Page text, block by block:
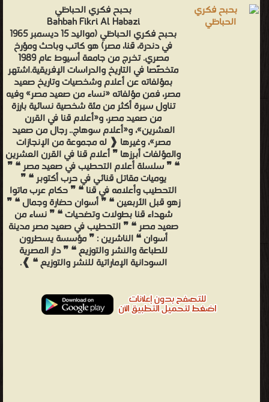
بحبح فكري الحباظي
Bahbah Fikri Al Habazi
بحبح فكري الحباظي (مواليد 15 ديسمبر 1965
في دندرة، قنا، مصر) هو كاتب وباحث ومؤرخ
مصري. تخرج من جامعة أسيوط عام 1989
متخصًصا في التاريخ والدراسات الإفريقية.اشتهر
بمؤلفاته عن أعلام وشخصيات وتاريخ صعيد
مصر، فمن مؤلفاته «نساء من صعيد مصر» وفيه
تناول سيرة أكثر من مئة شخصية نسائية بارزة
من صعيد مصر، و«أعلام قنا في القرن
العشرين»، و«أعلام سوهاج.. رجال من صعيد
مصر»، وغيرها ❰ له مجموعة من الإنجازات
والمؤلفات أبرزها ❞ أعلام قنا في القرن العشرين
❝ ❞ سلسلة أعلام التحطيب في صعيد مصر ❝ ❞
يوميات مقاتل قنائي في حرب أكتوبر ❝ ❞
التحطيب وأعلامه في قنا ❝ ❞ حكام عرب ماتوا
زهو قبل الأربعين ❝ ❞ أسوان حضارة وجمال ❝ ❞
شهداء قنا بطولات وتضحيات ❝ ❞ نساء من
صعيد مصر ❝ ❞ التحطيب في صعيد مصر مدينة
أسوان ❝ الناشرين : ❞ مؤسسة يسطرون
للطباعة والنشر والتوزيع ❝ ❞ دار المصرية
السودانية الإماراتية للنشر والتوزيع ❝ ❱.